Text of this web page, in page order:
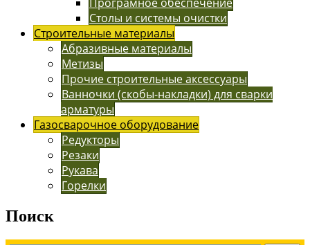
Столы и системы очистки
Строительные материалы
Абразивные материалы
Метизы
Прочие строительные аксессуары
Ванночки (скобы-накладки) для сварки
арматуры
Газосварочное оборудование
Редукторы
Резаки
Рукава
Горелки
Поиск